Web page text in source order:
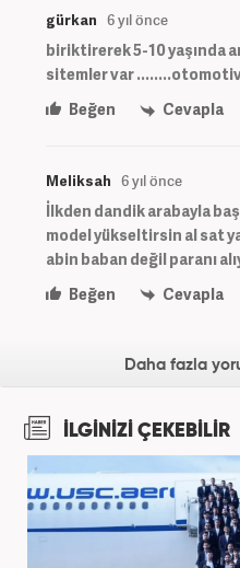
gürkan 6 yıl önce
biriktirerek 5-10 yaşında
sitemler var
Beğen
Cevapla
Meliksah 6 yıl önce
İlkden dandik arabayla
model yükseltirsin al sat
abin baban değil paranı
Beğen
Cevapla
Daha fazla
İLGİNİZİ ÇEKEBİLİR